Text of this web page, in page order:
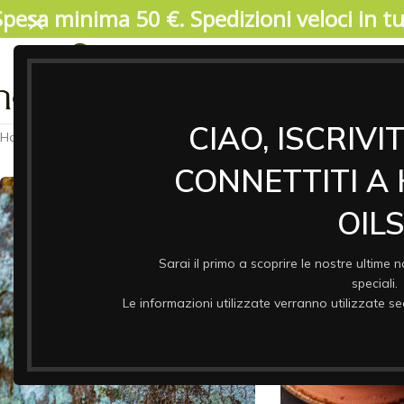
CIAO,
CONNETTITI A
Sarai il primo a scoprire le nostre ultime
speciali.
Le informazioni utilizzate verranno utilizzate
04/08/2026. IMPORTANTE, SI PREGA DI
17 agosto. Durante il periodo di chiusura il
riprenderanno a partire da lunedi 17/08.
minima 50 €. Spedizioni veloci in
Home